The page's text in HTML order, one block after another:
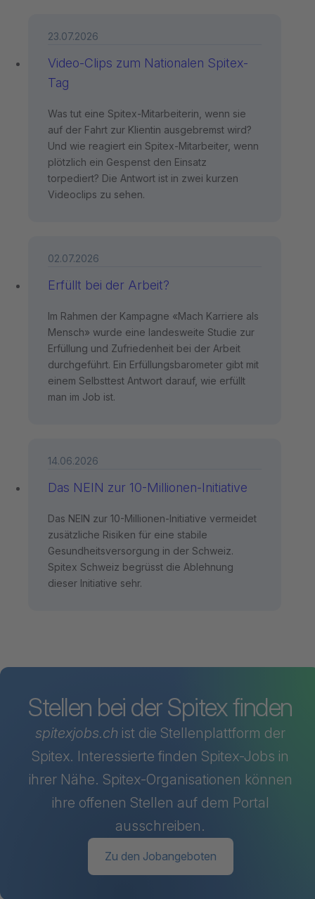
Video-Clips zum Nationalen Spitex-
Tag
23.07.2026
Was tut eine Spitex-Mitarbeiterin, wenn sie
auf der Fahrt zur Klientin ausgebremst wird?
Und wie reagiert ein Spitex-Mitarbeiter, wenn
plötzlich ein Gespenst den Einsatz
torpediert? Die Antwort ist in zwei kurzen
Videoclips zu sehen.
Erfüllt bei der Arbeit?
02.07.2026
Im Rahmen der Kampagne «Mach Karriere als
Mensch» wurde eine landesweite Studie zur
Erfüllung und Zufriedenheit bei der Arbeit
durchgeführt. Ein Erfüllungsbarometer gibt mit
einem Selbsttest Antwort darauf, wie erfüllt
man im Job ist.
Das NEIN zur 10-Millionen-Initiative
14.06.2026
Das NEIN zur 10-Millionen-Initiative vermeidet
zusätzliche Risiken für eine stabile
Gesundheitsversorgung in der Schweiz.
Spitex Schweiz begrüsst die Ablehnung
dieser Initiative sehr.
Stellen bei der Spitex finden
spitexjobs.ch ist die Stellenplattform der
Spitex. Interessierte finden Spitex-Jobs in
ihrer Nähe. Spitex-Organisationen können
ihre offenen Stellen auf dem Portal
ausschreiben.
Zu den Jobangeboten